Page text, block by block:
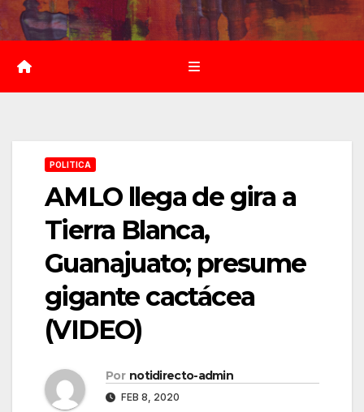
Saltar
al
contenido
POLITICA
AMLO llega de gira a
Tierra Blanca,
Guanajuato; presume
gigante cactácea
(VIDEO)
Por notidirecto-admin
FEB 8, 2020